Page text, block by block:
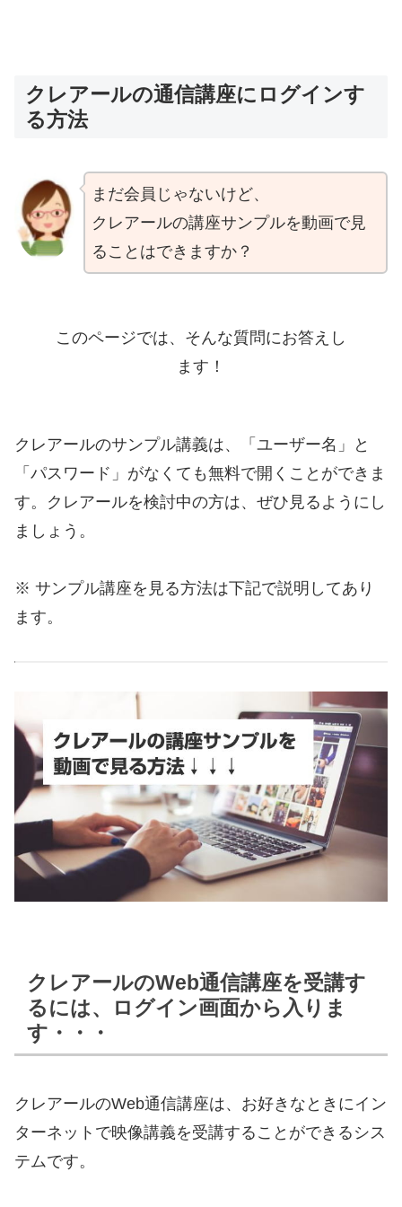
クレアールの通信講座にログインす
る方法
まだ会員じゃないけど、
クレアールの講座サンプルを動画で見
ることはできますか？
このページでは、そんな質問にお答えし
ます！
クレアールのサンプル講義は、「ユーザー名」と
「パスワード」がなくても無料で開くことができま
す。クレアールを検討中の方は、ぜひ見るようにし
ましょう。
※ サンプル講座を見る方法は下記で説明してあり
ます。
クレアールのWeb通信講座を受講す
るには、ログイン画面から入りま
す・・・
クレアールのWeb通信講座は、お好きなときにイン
ターネットで映像講義を受講することができるシス
テムです。